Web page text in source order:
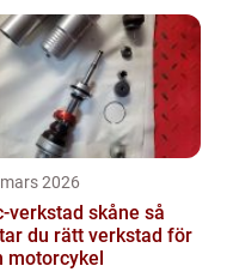
2026
verkstad skåne så
du rätt verkstad för
motorcykel